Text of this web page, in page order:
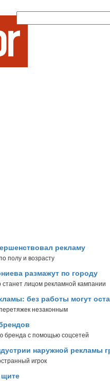
рекламу
полу и возрасту
размажут по городу
лицом рекламной кампании
без работы могут
незаконным
бренда с помощью соцсетей
наружной рекламы
игрок
щите